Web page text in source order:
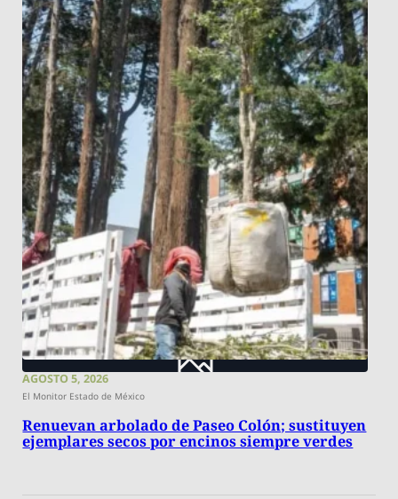
AGOSTO 5, 2026
El Monitor Estado de México
Renuevan arbolado de Paseo Colón; sustituyen
ejemplares secos por encinos siempre verdes